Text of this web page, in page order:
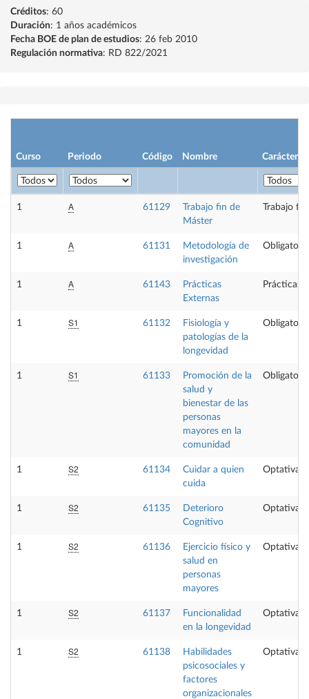
Créditos: 60
Duración: 1 años académicos
Fecha BOE de plan de estudios: 26 feb 2010
Regulación normativa: RD 822/2021
Curso Periodo Código Nombre Carácter
1 A 61129
Trabajo fin de
Máster
Trabajo
1 A 61131
Metodología de
investigación
Obligatoria
1 A 61143
Prácticas
Externas
Prácticas
1 S1 61132
Fisiología y
patologías de la
longevidad
Obligatoria
1 S1 61133
Promoción de la
salud y
bienestar de las
personas
mayores en la
comunidad
Obligatoria
1 S2 61134
Cuidar a quien
cuida
Optativa
1 S2 61135
Deterioro
Cognitivo
Optativa
1 S2 61136
Ejercicio físico y
salud en
personas
mayores
Optativa
1 S2 61137
Funcionalidad
en la longevidad
Optativa
1 S2 61138
Habilidades
psicosociales y
factores
organizacionales
Optativa